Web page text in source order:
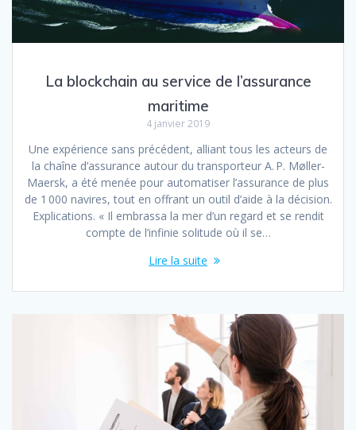
La blockchain au service de l’assurance
maritime
4 janvier 2019
Une expérience sans précédent, alliant tous les acteurs de
la chaîne d’assurance autour du transporteur A. P. Møller-
Maersk, a été menée pour automatiser l’assurance de plus
de 1 000 navires, tout en offrant un outil d’aide à la décision.
Explications. « Il embrassa la mer d’un regard et se rendit
compte de l’infinie solitude où il se…
Lire la suite